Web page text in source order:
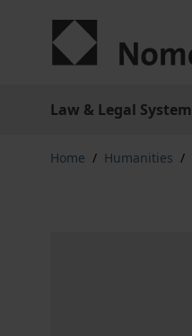
Law & Legal System
Home / Humanities /